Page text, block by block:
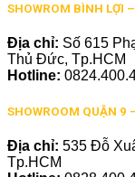
SHOWROM BÌNH LỢI
Địa chỉ: Số 615
Thủ Đức, Tp.HCM
Hotline:
SHOWROOM QUẬN 9
Địa chỉ: 535 Đỗ
Tp.HCM